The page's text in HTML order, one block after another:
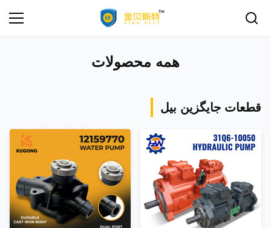
همه محصولات
قطعات جایگزین بیل